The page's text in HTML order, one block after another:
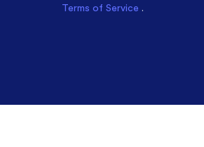
Terms of Service .